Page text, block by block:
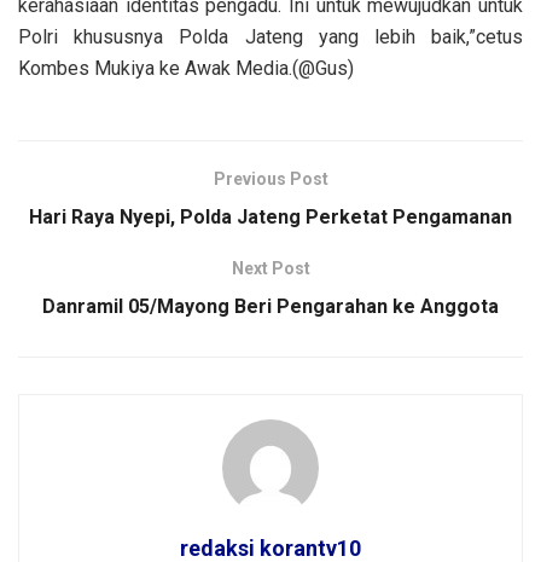
kerahasiaan identitas pengadu. Ini untuk mewujudkan untuk
Polri khususnya Polda Jateng yang lebih baik,”cetus
Kombes Mukiya ke Awak Media.(@Gus)
Previous Post
Hari Raya Nyepi, Polda Jateng Perketat Pengamanan
Next Post
Danramil 05/Mayong Beri Pengarahan ke Anggota
redaksi korantv10